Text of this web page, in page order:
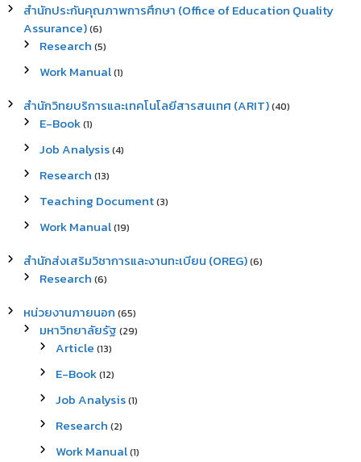
สำนักประกันคุณภาพการศึกษา (Office of Education Quality
Assurance)(6)
Research (5)
Work Manual(1)
สำนักวิทยบริการและเทคโนโลยีสารสนเทศ (ARIT)(40)
E-Book(1)
Job Analysis(4)
Research (13)
Teaching Document(3)
Work Manual(19)
สำนักส่งเสริมวิชาการและงานทะเบียน (OREG)(6)
Research (6)
หน่วยงานภายนอก (65)
มหาวิทยาลัยรัฐ (29)
Article (13)
E-Book(12)
Job Analysis(1)
Research (2)
Work Manual(1)